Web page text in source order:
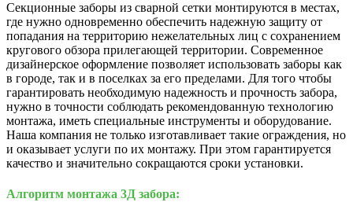
Секционные заборы из сварной сетки монтируются в местах,
где нужно одновременно обеспечить надежную защиту от
попадания на территорию нежелательных лиц с сохранением
кругового обзора прилегающей территории. Современное
дизайнерское оформление позволяет использовать заборы как
в городе, так и в поселках за его пределами. Для того чтобы
гарантировать необходимую надежность и прочность забора,
нужно в точности соблюдать рекомендованную технологию
монтажа, иметь специальные инструменты и оборудование.
Наша компания не только изготавливает такие ограждения, но
и оказывает услуги по их монтажу. При этом гарантируется
качество и значительно сокращаются сроки установки.
Алгоритм монтажа 3Д забора: